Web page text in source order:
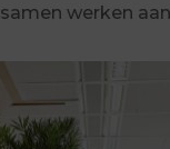
samen werken